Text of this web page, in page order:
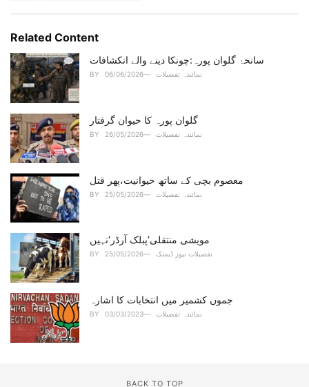
s
:
Related Content
سانحۂ گلوان پورہ:چونکا دینے والے انکشافات
BY نمائندہ تفصیلات 06/06/2026
گلوان پورہ کا حیوان گرفتار
BY نمائندہ تفصیلات 26/05/2026
معصوم بچی کے ساتھ حیوانیت،پھر قتل
BY نمائندہ تفصیلات 25/05/2026
مویشی منتقلی’پبلک آرڈر‘نہیں
BY تفصیلات نیوز ڈیسک 25/05/2026
جموں کشمیر میں انتخابات کا اشارہ
BY نمائندہ تفصیلات 03/03/2023
BACK TO TOP